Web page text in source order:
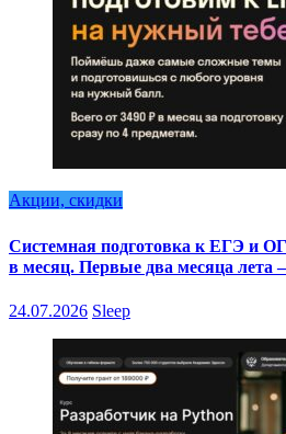
Акции, скидки
Системная подготовка к ЕГЭ и
в месяц. Первые два месяца лета
24.07.2026 Sleep